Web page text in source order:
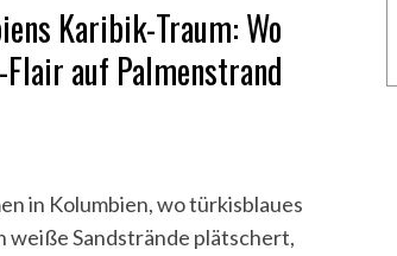
Karibik-Traum: Wo
auf Palmenstrand
in Kolumbien, wo türkisblaues
weiße Sandstrände plätschert,